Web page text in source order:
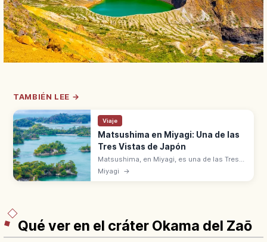
TAMBIÉN LEE →
Viaje
Matsushima en Miyagi: Una de las
Tres Vistas de Japón
Matsushima, en Miyagi, es una de las Tres
Vistas de Japón con numerosos islotes
cubiertos de pinos en la bahía. Templos
Miyagi →
Qué ver en el cráter Okama del Zaō